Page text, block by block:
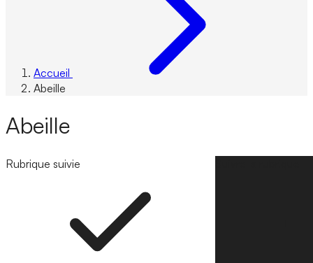
Accueil
Abeille
Abeille
Rubrique suivie